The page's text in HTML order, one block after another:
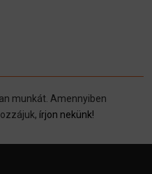
munkát. Amennyiben
írjon nekünk!